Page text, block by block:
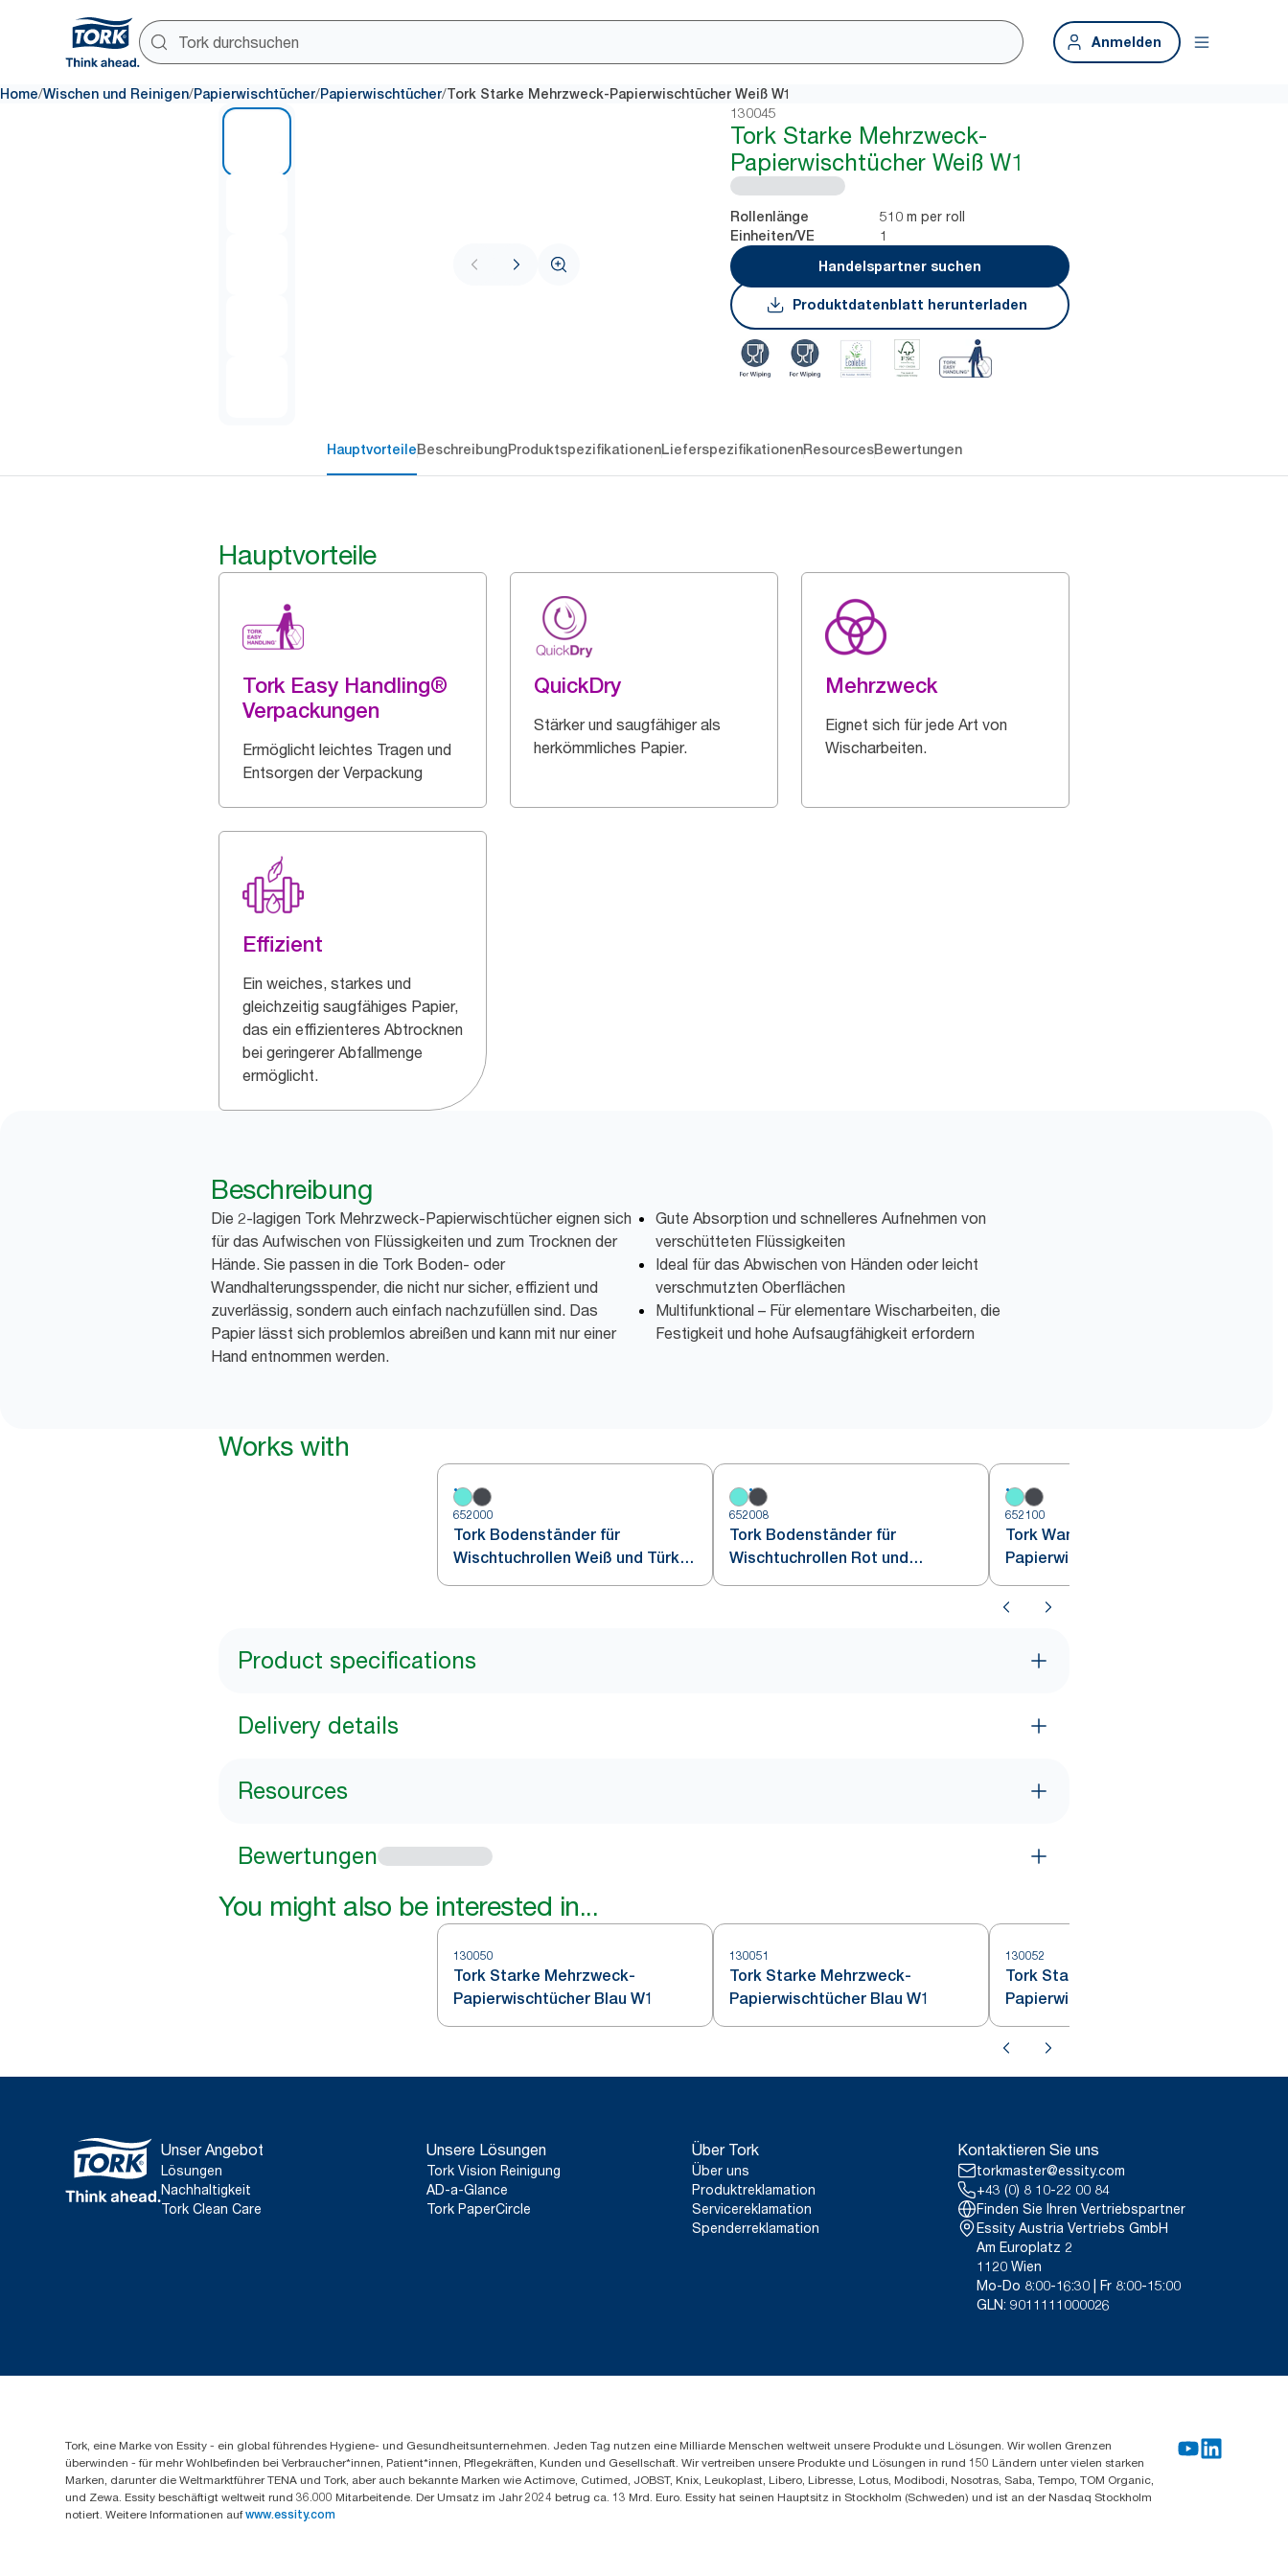
Anmelden
Home/Wischen und Reinigen/Papierwischtücher/Papierwischtücher/Tork Starke Mehrzweck-Papierwischtücher Weiß W1
130045
Tork Starke Mehrzweck-
Papierwischtücher Weiß W1
Rollenlänge 510 m per roll
Einheiten/VE
1
Handelspartner suchen
Produktdatenblatt herunterladen
HauptvorteileBeschreibungProduktspezifikationenLieferspezifikationenResourcesBewertungen
Hauptvorteile
Tork Easy Handling®
Verpackungen
Ermöglicht leichtes Tragen und
Entsorgen der Verpackung
QuickDry
Stärker und saugfähiger als
herkömmliches Papier.
Mehrzweck
Eignet sich für jede Art von
Wischarbeiten.
Effizient
Ein weiches, starkes und
gleichzeitig saugfähiges Papier,
das ein effizienteres Abtrocknen
bei geringerer Abfallmenge
ermöglicht.
Beschreibung
Die 2-lagigen Tork Mehrzweck-Papierwischtücher eignen sich
für das Aufwischen von Flüssigkeiten und zum Trocknen der
Hände. Sie passen in die Tork Boden- oder
Wandhalterungsspender, die nicht nur sicher, effizient und
zuverlässig, sondern auch einfach nachzufüllen sind. Das
Papier lässt sich problemlos abreißen und kann mit nur einer
Hand entnommen werden.
Gute Absorption und schnelleres Aufnehmen von
verschütteten Flüssigkeiten
Ideal für das Abwischen von Händen oder leicht
verschmutzten Oberflächen
Multifunktional – Für elementare Wischarbeiten, die
Festigkeit und hohe Aufsaugfähigkeit erfordern
Works with
652000
Tork Bodenständer für
Wischtuchrollen Weiß und Türkis
W1
652008
Tork Bodenständer für
Wischtuchrollen Rot und
Schwarz W1
652100
Tork Wandhalterung für
Papierwischtücher Weiß und
Türkis W1
Product specifications
Delivery details
Resources
Bewertungen
You might also be interested in...
130050
Tork Starke Mehrzweck-
Papierwischtücher Blau W1
130051
Tork Starke Mehrzweck-
Papierwischtücher Blau W1
130052
Tork Starke Mehrzweck
Papierwischtücher Blau W1/2
Unser Angebot
Lösungen
Nachhaltigkeit
Tork Clean Care
Unsere Lösungen
Tork Vision Reinigung
AD-a-Glance
Tork PaperCircle
Über Tork
Über uns
Produktreklamation
Servicereklamation
Spenderreklamation
Kontaktieren Sie uns
torkmaster@essity.com
+43 (0) 8 10-22 00 84
Finden Sie Ihren Vertriebspartner
Essity Austria Vertriebs GmbH
Am Europlatz 2
1120 Wien
Mo-Do 8:00-16:30 | Fr 8:00-15:00
GLN: 9011111000026
Tork, eine Marke von Essity - ein global führendes Hygiene- und Gesundheitsunternehmen. Jeden Tag nutzen eine Milliarde Menschen weltweit unsere Produkte und Lösungen. Wir wollen Grenzen
überwinden - für mehr Wohlbefinden bei Verbraucher*innen, Patient*innen, Pflegekräften, Kunden und Gesellschaft. Wir vertreiben unsere Produkte und Lösungen in rund 150 Ländern unter vielen starken
Marken, darunter die Weltmarktführer TENA und Tork, aber auch bekannte Marken wie Actimove, Cutimed, JOBST, Knix, Leukoplast, Libero, Libresse, Lotus, Modibodi, Nosotras, Saba, Tempo, TOM Organic,
und Zewa. Essity beschäftigt weltweit rund 36.000 Mitarbeitende. Der Umsatz im Jahr 2024 betrug ca. 13 Mrd. Euro. Essity hat seinen Hauptsitz in Stockholm (Schweden) und ist an der Nasdaq Stockholm
notiert. Weitere Informationen auf www.essity.com